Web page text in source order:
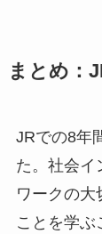
まとめ：
JRでの8年
た。社会イ
ワークの大
ことを学ぶ